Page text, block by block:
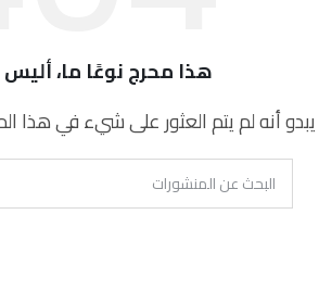
هذا محرج نوعًا ما،
يبدو أنه لم يتم العثور على شيء في هذا